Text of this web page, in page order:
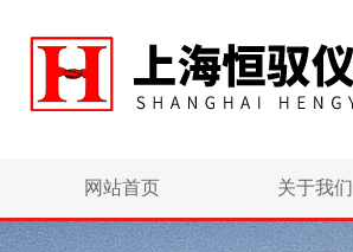
网站首页 关于我们